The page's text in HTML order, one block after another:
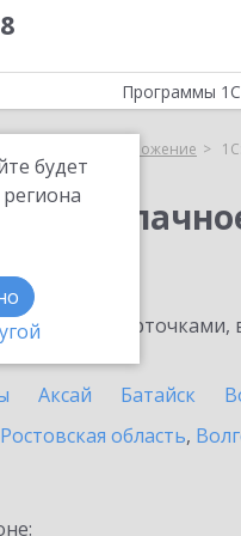
будет
Программы 1С
облачное приложение
карточками,
Аксай Батайск
Ростовская область,